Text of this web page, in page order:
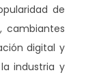
de
cambiantes
digital y
industria y